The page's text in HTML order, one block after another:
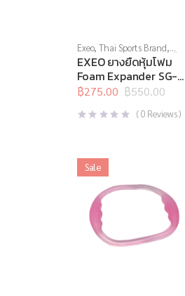
Exeo,Thai Sports Brand,
บริหารแกนกลางลำตัว,ยางยืด
สร้างกล้ามเนื้อ,สินค้าล็อต
สุดท้าย,อุปกรณ์บริหารกาย,
อุปกรณ์ยืดเหยียด,อุปกรณ์เพื่อ
สุขภาพ
EXEO ยางยืดหุ้มโฟม
Foam Expander SG-
1043
฿550.00
Original
price
was:
฿275.00
Current
price
is:
(0 Reviews )
Sale